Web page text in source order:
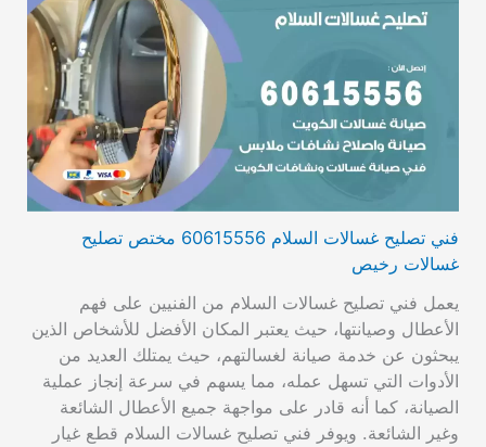
فني تصليح غسالات السلام 60615556 مختص تصليح
غسالات رخيص
يعمل فني تصليح غسالات السلام من الفنيين على فهم
الأعطال وصيانتها، حيث يعتبر المكان الأفضل للأشخاص الذين
يبحثون عن خدمة صيانة لغسالتهم، حيث يمتلك العديد من
الأدوات التي تسهل عمله، مما يسهم في سرعة إنجاز عملية
الصيانة، كما أنه قادر على مواجهة جميع الأعطال الشائعة
وغير الشائعة. ويوفر فني تصليح غسالات السلام قطع غيار